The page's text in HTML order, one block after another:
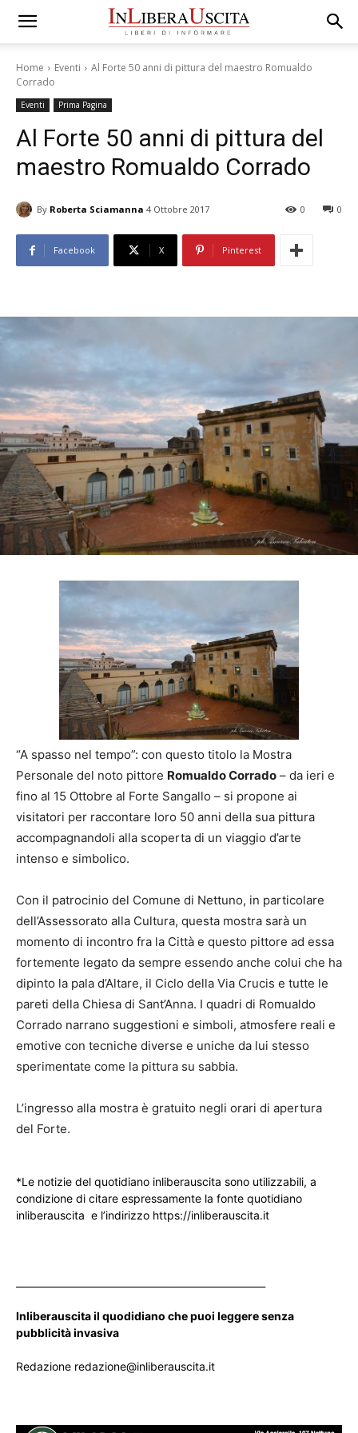
Home Eventi
Al Forte 50 anni di pittura del maestro Romualdo
Corrado
Eventi Prima Pagina
Al Forte 50 anni di pittura del
maestro Romualdo Corrado
By Roberta Sciamanna 4 Ottobre 2017 0
0
Facebook X Pinterest
“A spasso nel tempo”: con questo titolo la Mostra
Personale del noto pittore Romualdo Corrado – da ieri e
fino al 15 Ottobre al Forte Sangallo – si propone ai
visitatori per raccontare loro 50 anni della sua pittura
accompagnandoli alla scoperta di un viaggio d’arte
intenso e simbolico.
Con il patrocinio del Comune di Nettuno, in particolare
dell’Assessorato alla Cultura, questa mostra sarà un
momento di incontro fra la Città e questo pittore ad essa
fortemente legato da sempre essendo anche colui che ha
dipinto la pala d’Altare, il Ciclo della Via Crucis e tutte le
pareti della Chiesa di Sant’Anna. I quadri di Romualdo
Corrado narrano suggestioni e simboli, atmosfere reali e
emotive con tecniche diverse e uniche da lui stesso
sperimentate come la pittura su sabbia.
L’ingresso alla mostra è gratuito negli orari di apertura
del Forte.
*Le notizie del quotidiano inliberauscita sono utilizzabili, a
condizione di citare espressamente la fonte quotidiano
inliberauscita e l’indirizzo https://inliberauscita.it
Inliberauscita il quodidiano che puoi leggere senza
pubblicità invasiva
Redazione redazione@inliberauscita.it